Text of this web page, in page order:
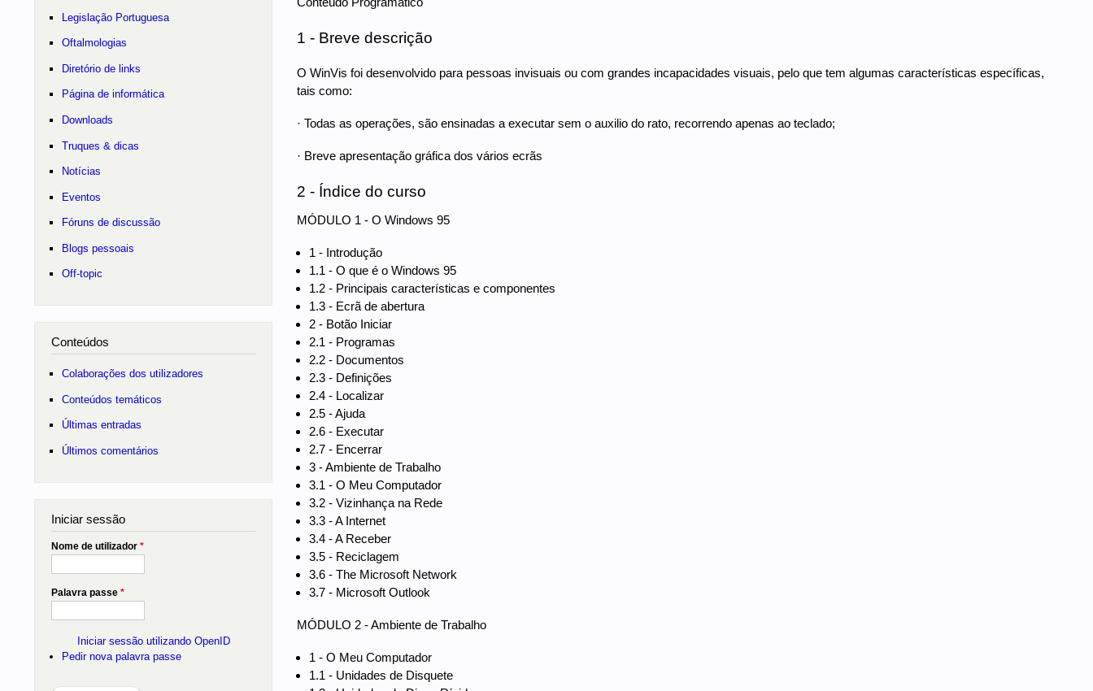
1 - Breve descrição
O WinVis foi desenvolvido para pessoas invisuais ou com grandes incapacidades visuais, pelo que tem algumas características específicas,
tais como:
· Todas as operações, são ensinadas a executar sem o auxilio do rato, recorrendo apenas ao teclado;
· Breve apresentação gráfica dos vários ecrãs
2 - Índice do curso
MÓDULO 1 - O Windows 95
1 - Introdução
1.1 - O que é o Windows 95
1.2 - Principais características e componentes
1.3 - Ecrã de abertura
2 - Botão Iniciar
2.1 - Programas
2.2 - Documentos
2.3 - Definições
2.4 - Localizar
2.5 - Ajuda
2.6 - Executar
2.7 - Encerrar
3 - Ambiente de Trabalho
3.1 - O Meu Computador
3.2 - Vizinhança na Rede
3.3 - A Internet
3.4 - A Receber
3.5 - Reciclagem
3.6 - The Microsoft Network
3.7 - Microsoft Outlook
MÓDULO 2 - Ambiente de Trabalho
1 - O Meu Computador
1.1 - Unidades de Disquete
Legislação Portuguesa
Oftalmologias
Diretório de links
Página de informática
Downloads
Truques & dicas
Notícias
Eventos
Fóruns de discussão
Blogs pessoais
Off-topic
Conteúdos
Colaborações dos utilizadores
Conteúdos temáticos
Últimas entradas
Últimos comentários
Iniciar sessão
Nome de utilizador *
Palavra passe *
Iniciar sessão utilizando OpenID
Pedir nova palavra passe